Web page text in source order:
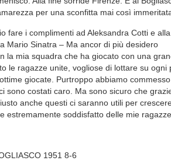
per una sconfitta mai così
fare i complimenti ad Aleksandra Cotti e
Mario Sinatra – Ma ancor di più desidero
la mia squadra che ha giocato con una
le ragazze unite, vogliose di lottare su ogni
giocate. Purtroppo abbiamo
sono costati caro. Ma sono sicuro che
anche questi ci saranno utili per
estremamente soddisfatto delle mie
1951 8-6